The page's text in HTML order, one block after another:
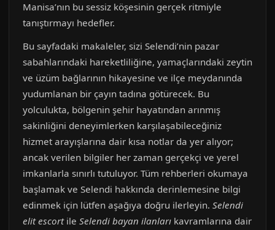
Manisa’nın bu sessiz köşesinin gerçek ritmiyle
tanıştırmayı hedefler.
Bu sayfadaki makaleler, sizi Selendi’nin pazar
sabahlarındaki hareketliliğine, yamaçlarındaki zeytin
ve üzüm bağlarının hikayesine ve ilçe meydanında
yudumlanan bir çayın tadına götürecek. Bu
yolculukta, bölgenin şehir hayatından arınmış
sakinliğini deneyimlerken karşılaşabileceğiniz
hizmet arayışlarına dair kısa notlar da yer alıyor;
ancak verilen bilgiler her zaman gerçekçi ve yerel
imkanlarla sınırlı tutuluyor. Tüm rehberleri okumaya
başlamak ve Selendi hakkında derinlemesine bilgi
edinmek için lütfen aşağıya doğru ilerleyin. Selendi
elit escortile Selendi bayan ilanları kavramlarına dair